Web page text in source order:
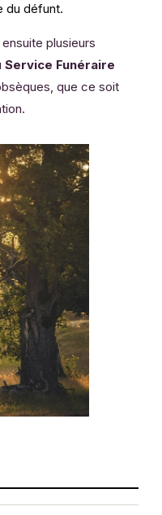
du défunt.
plusieurs
Service Funéraire
que ce soit